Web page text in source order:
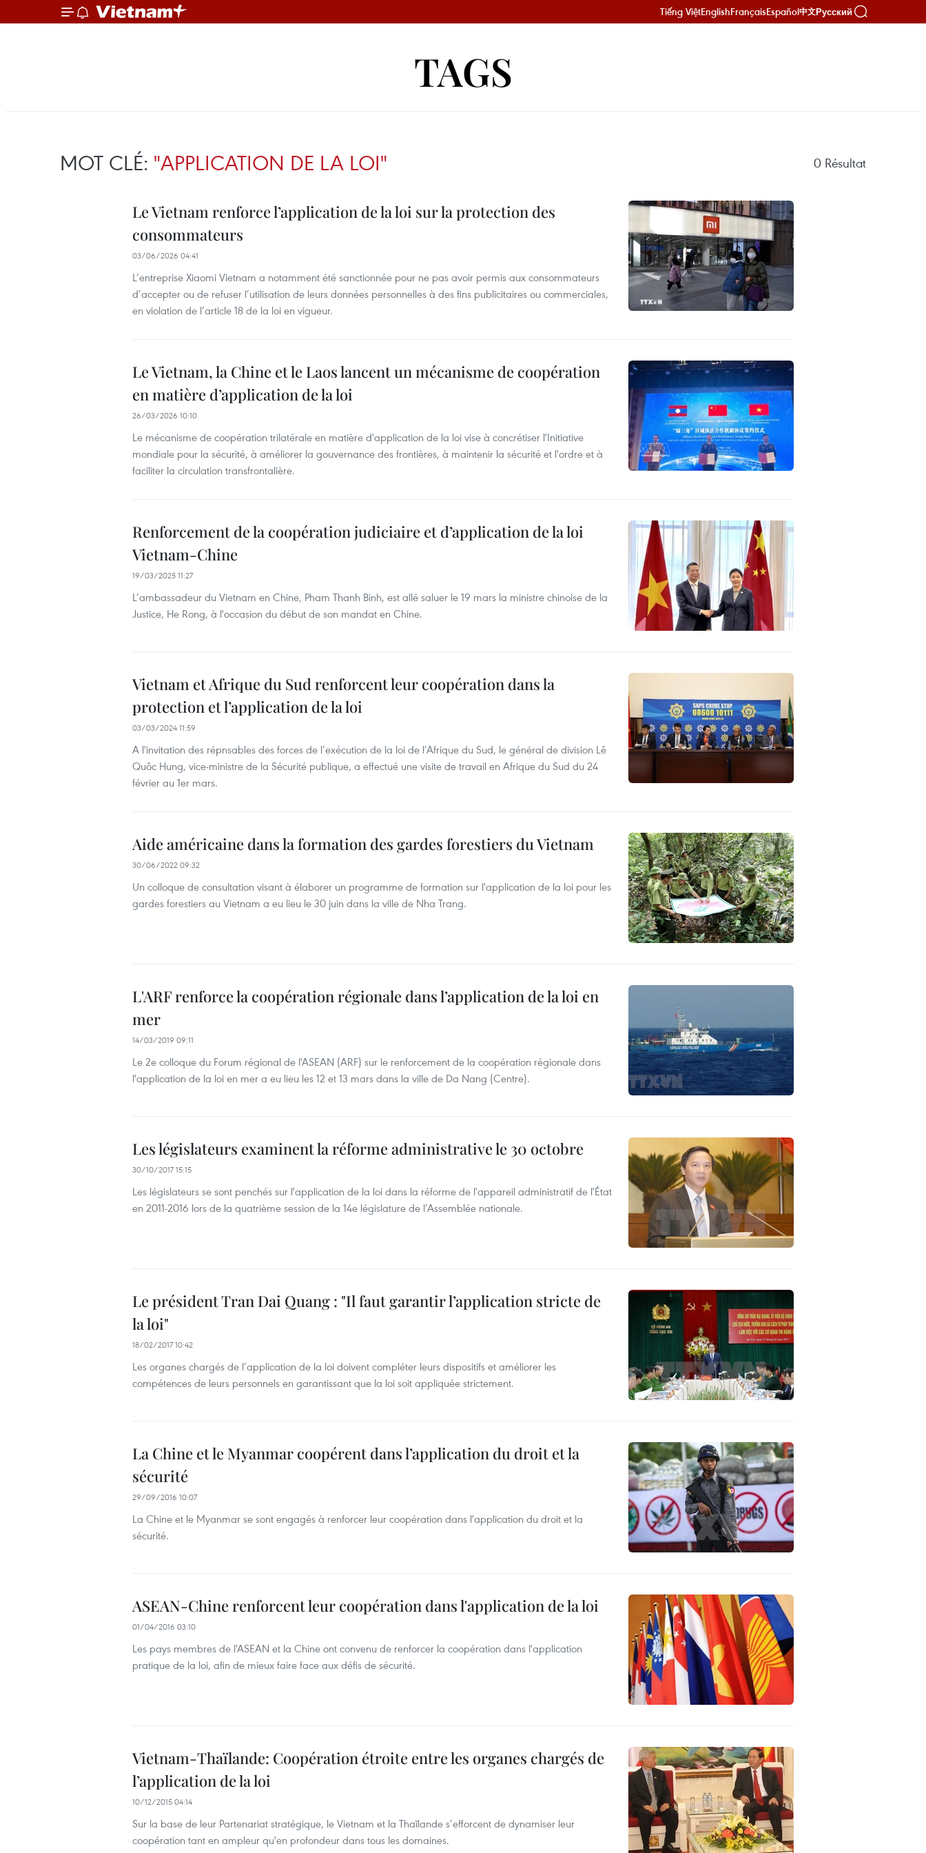
Tiếng ViệtEnglishFrançaisEspañol中文Русский
TAGS
MOT CLÉ: "APPLICATION DE LA LOI" 0 Résultat
Le Vietnam renforce l’application de la loi sur la protection des
consommateurs
03/06/2026 04:41
L’entreprise Xiaomi Vietnam a notamment été sanctionnée pour ne pas avoir permis aux consommateurs
d’accepter ou de refuser l’utilisation de leurs données personnelles à des fins publicitaires ou commerciales,
en violation de l’article 18 de la loi en vigueur.
Le Vietnam, la Chine et le Laos lancent un mécanisme de coopération
en matière d’application de la loi
26/03/2026 10:10
Le mécanisme de coopération trilatérale en matière d'application de la loi vise à concrétiser l'Initiative
mondiale pour la sécurité, à améliorer la gouvernance des frontières, à maintenir la sécurité et l'ordre et à
faciliter la circulation transfrontalière.
Renforcement de la coopération judiciaire et d’application de la loi
Vietnam-Chine
19/03/2025 11:27
L’ambassadeur du Vietnam en Chine, Pham Thanh Binh, est allé saluer le 19 mars la ministre chinoise de la
Justice, He Rong, à l'occasion du début de son mandat en Chine.
Vietnam et Afrique du Sud renforcent leur coopération dans la
protection et l’application de la loi
03/03/2024 11:59
A l'invitation des répnsables des forces de l’exécution de la loi de l’Afrique du Sud, le général de division Lê
Quôc Hung, vice-ministre de la Sécurité publique, a effectué une visite de travail en Afrique du Sud du 24
février au 1er mars.
Aide américaine dans la formation des gardes forestiers du Vietnam
30/06/2022 09:32
Un colloque de consultation visant à élaborer un programme de formation sur l'application de la loi pour les
gardes forestiers au Vietnam a eu lieu le 30 juin dans la ville de Nha Trang.
L'ARF renforce la coopération régionale dans l’application de la loi en
mer
14/03/2019 09:11
Le 2e colloque du Forum régional de l'ASEAN (ARF) sur le renforcement de la coopération régionale dans
l'application de la loi en mer a eu lieu les 12 et 13 mars dans la ville de Da Nang (Centre).
Les législateurs examinent la réforme administrative le 30 octobre
30/10/2017 15:15
Les législateurs se sont penchés sur l'application de la loi dans la réforme de l'appareil administratif de l'État
en 2011-2016 lors de la quatrième session de la 14e législature de l’Assemblée nationale.
Le président Tran Dai Quang : "Il faut garantir l’application stricte de
la loi"
18/02/2017 10:42
Les organes chargés de l’application de la loi doivent compléter leurs dispositifs et améliorer les
compétences de leurs personnels en garantissant que la loi soit appliquée strictement.
La Chine et le Myanmar coopérent dans l’application du droit et la
sécurité
29/09/2016 10:07
La Chine et le Myanmar se sont engagés à renforcer leur coopération dans l'application du droit et la
sécurité.
ASEAN-Chine renforcent leur coopération dans l'application de la loi
01/04/2016 03:10
Les pays membres de l'ASEAN et la Chine ont convenu de renforcer la coopération dans l'application
pratique de la loi, afin de mieux faire face aux défis de sécurité.
Vietnam-Thaïlande: Coopération étroite entre les organes chargés de
l’application de la loi
10/12/2015 04:14
Sur la base de leur Partenariat stratégique, le Vietnam et la Thaïlande s’efforcent de dynamiser leur
coopération tant en ampleur qu'en profondeur dans tous les domaines.